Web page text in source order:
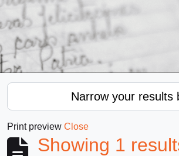
Narrow your results
Print preview Close
Showing 1